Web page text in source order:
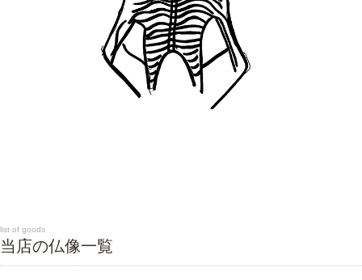
list of goods
当店の仏像一覧